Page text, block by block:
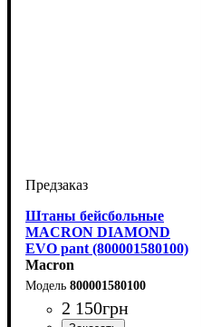
Штаны бейсбольные
MACRON DIAMOND
EVO pant (800001580100)
Macron
800001580100
2 150грн